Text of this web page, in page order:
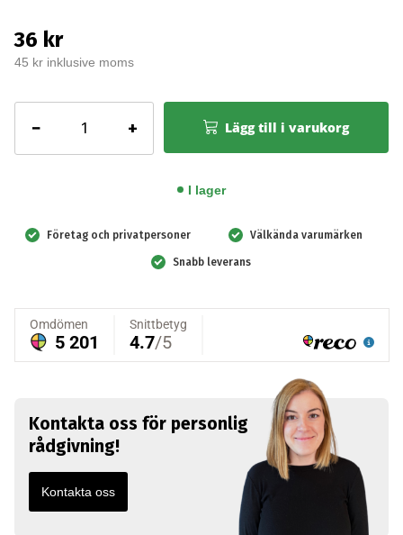
36 kr
45 kr inklusive moms
−
HLR-
2-
+ Lägg till i varukorg
I lager
Företag och privatpersoner Välkända varumärken
Snabb leverans
Kontakta oss för personlig
rådgivning!
Kontakta oss